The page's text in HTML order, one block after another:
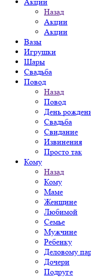
Назад
Акции
Акции
Вазы
Игрушки
Шары
Свадьба
Повод
Назад
Повод
День
Свадьба
Свидание
Извинения
Просто так
Кому
Назад
Кому
Маме
Женщине
Любимой
Семье
Мужчине
Ребенку
Деловому
Дочери
Подруге